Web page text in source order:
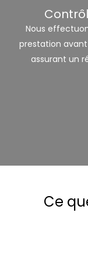
Nous
prestation
assurant un
Ce